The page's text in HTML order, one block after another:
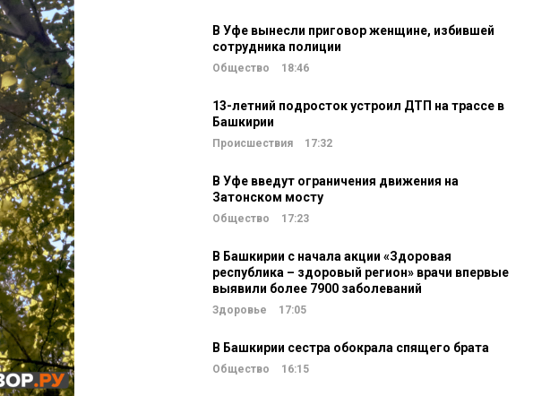
В Уфе вынесли приговор женщине, избившей
сотрудника полиции
Общество 18:46
13-летний подросток устроил ДТП на трассе в
Башкирии
Происшествия 17:32
В Уфе введут ограничения движения на
Затонском мосту
Общество 17:23
В Башкирии с начала акции «Здоровая
республика – здоровый регион» врачи впервые
выявили более 7900 заболеваний
Здоровье 17:05
В Башкирии сестра обокрала спящего брата
Общество 16:15